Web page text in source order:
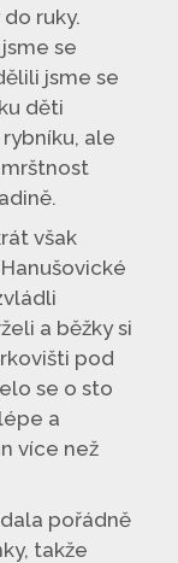
ruky.
se
jsme se
děti
ale
však
a běžky si
pod
se o sto
a
více než
pořádně
takže